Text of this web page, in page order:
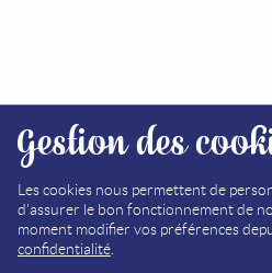
PLAN DU
MENTIONS
Gestion des
Les cookies nous permettent de
d'assurer le bon fonctionnement de
moment modifier vos préférences
confidentialité